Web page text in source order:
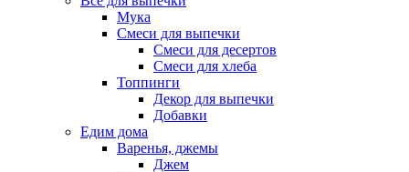
Мука
Смеси для выпечки
Смеси для десертов
Смеси для хлеба
Топпинги
Декор для выпечки
Добавки
Едим дома
Варенья, джемы
Джем